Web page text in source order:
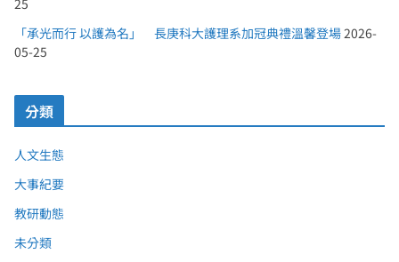
25
「承光而行 以護為名」 長庚科大護理系加冠典禮溫馨登場2026-
05-25
分類
人文生態
大事紀要
教研動態
未分類